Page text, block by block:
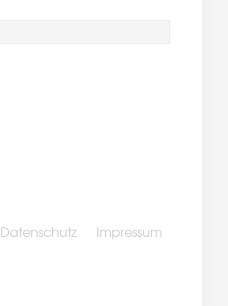
Datenschutz Impressum